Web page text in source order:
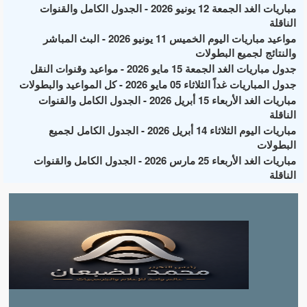
مباريات الغد الجمعة 12 يونيو 2026 - الجدول الكامل والقنوات
الناقلة
مواعيد مباريات اليوم الخميس 11 يونيو 2026 - البث المباشر
والنتائج لجميع البطولات
جدول مباريات الغد الجمعة 15 مايو 2026 - مواعيد وقنوات النقل
جدول المباريات غداً الثلاثاء 05 مايو 2026 - كل المواعيد والبطولات
مباريات الغد الأربعاء 15 أبريل 2026 - الجدول الكامل والقنوات
الناقلة
مباريات اليوم الثلاثاء 14 أبريل 2026 - الجدول الكامل لجميع
البطولات
مباريات الغد الأربعاء 25 مارس 2026 - الجدول الكامل والقنوات
الناقلة